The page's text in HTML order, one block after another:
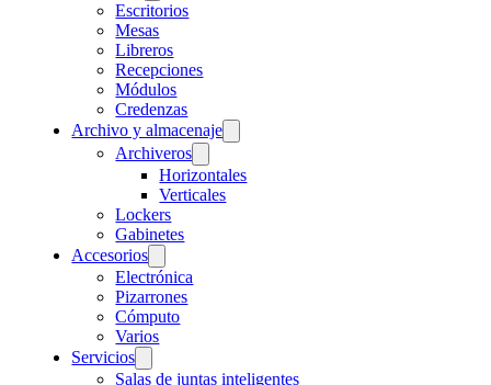
Escritorios
Mesas
Libreros
Recepciones
Módulos
Credenzas
Archivo y almacenaje
Archiveros
Horizontales
Verticales
Lockers
Gabinetes
Accesorios
Electrónica
Pizarrones
Cómputo
Varios
Servicios
Salas de juntas inteligentes